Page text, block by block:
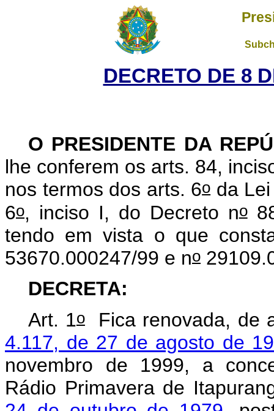
DECRETO DE 8
O PRESIDENTE DA
lhe conferem os arts. 84,
nos termos dos arts. 6oda Lei
6o, inciso I, do Decreto no
tendo em vista o que
53670.000247/99 e no
DECRETA:
Art. 1oFica renovada, de
4.117, de 27 de agosto de
novembro de 1999, a
Rádio Primavera de